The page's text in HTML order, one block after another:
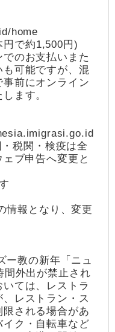
home
で約1,500円)
のお支払いまた
可能ですが、混
前にオンライン
ます。
税関・検疫は全
ブ申告へ変更と
情報となり、変更
ー教の新年「ニュ
間外出が禁止され
ては、レストラ
レストラン・ス
される場合があ
イク・自転車など